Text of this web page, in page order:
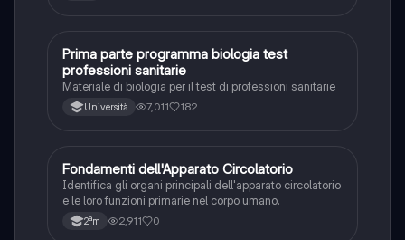
Scienze
Prima parte programma biologia test
professioni sanitarie
Materiale di biologia per il test di professioni sanitarie
Università 7,011 182
FScienze
Fondamenti dell'Apparato Circolatorio
Identifica gli organi principali dell'apparato circolatorio
e le loro funzioni primarie nel corpo umano.
2ªm 2,911 0